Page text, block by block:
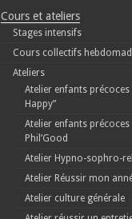
Cours et ateliers
Stages intensifs
Cours collectifs
Ateliers
Atelier enfants précoces
Happy”
Atelier enfants précoces
Phil’Good
Atelier Hypno-sophro-
Atelier Réussir mon
Atelier culture générale